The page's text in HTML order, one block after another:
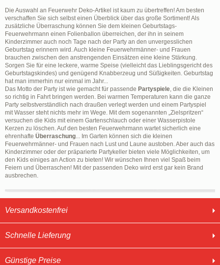
Versandkostenfrei
Schnelle Lieferung
Günstige Preise
Die Auswahl an Feuerwehr Deko-Artikel ist kaum zu übertreffen! Am besten
verschaffen Sie sich selbst einen Überblick über das große Sortiment! Als
zusätzliche Überraschung können Sie dem kleinen Geburtstags-
Feuerwehrmann einen Folienballon überreichen, der ihn in seinem
Kinderzimmer auch noch Tage nach der Party an den unvergesslichen
Geburtstag erinnern wird. Auch kleine Feuerwehrmänner- und Frauen
brauchen zwischen den anstrengenden Einsätzen eine kleine Stärkung.
Sorgen Sie für eine leckere, warme Speise (vielleicht das Lieblingsgericht des
Geburtstagskindes) und genügend Knabberzeug und Süßigkeiten. Geburtstag
hat man immerhin nur einmal im Jahr...
Das Motto der Party ist wie gemacht für passende Partyspiele , die die Kleinen
so richtig in Fahrt bringen werden. Bei warmen Temperaturen kann die ganze
Party selbstverständlich nach draußen verlegt werden und einem Partyspiel
mit Wasser steht nichts mehr im Wege. Mit dem sogenannten „Zielspritzen“
versuchen die Kids mit einem Gartenschlauch oder einer Wasserpistole
Kerzen zu löschen. Auf den besten Feuerwehrmann wartet sicherlich eine
ehrenhafte Überraschung ... Im Garten können sich die kleinen
Feuerwehrmänner- und Frauen nach Lust und Laune austoben. Aber auch das
Kinderzimmer oder der präparierte Partykeller bieten viele Möglichkeiten, um
den Kids einiges an Action zu bieten! Wir wünschen Ihnen viel Spaß beim
Feiern und Überraschen! Mit der passenden Deko wird erst gar kein Brand
ausbrechen.